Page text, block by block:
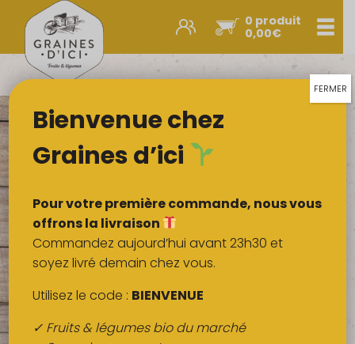
0 produit
0,00€
Promos et nouveautés
Légumes & œufs
Fruits
Viandes
Boulangerie
Crémerie
Poissons
Épicerie sucrée
Épices
Bienvenue chez
Graines d’ici
Pour votre première commande, nous vous
offrons la livraison
Commandez aujourd’hui avant 23h30 et
soyez livré demain chez vous.
Utilisez le code : BIENVENUE
✓ Fruits & légumes bio du marché
FERMER